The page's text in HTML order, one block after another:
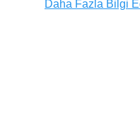
Makinesi, FR4
Daha Fazla Bilgi